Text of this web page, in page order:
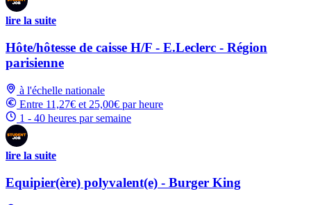
lire la suite
Hôte/hôtesse de caisse H/F - E.Leclerc - Région
parisienne
à l'échelle nationale
Entre 11,27€ et 25,00€ par heure
1 - 40 heures par semaine
lire la suite
Equipier(ère) polyvalent(e) - Burger King